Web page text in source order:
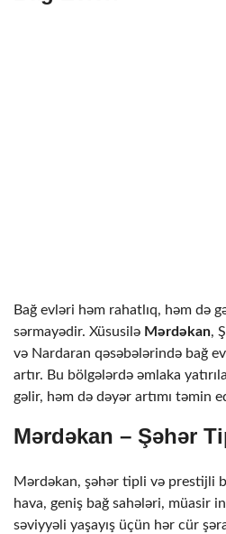
Bağ evləri həm rahatlıq, həm də
sərmayədir. Xüsusilə Mərdəkan,
və Nardaran qəsəbələrində bağ
artır. Bu bölgələrdə əmlaka
gəlir, həm də dəyər artımı təmin
Mərdəkan – Şəhər
Mərdəkan, şəhər tipli və prestijli
hava, geniş bağ sahələri, müasir
səviyyəli yaşayış üçün hər cür